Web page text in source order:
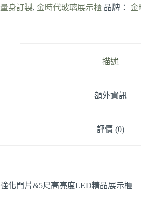
量身訂製, 金時代玻璃展示櫃 品牌： 金
描述
額外資訊
評價 (0)
強化門片&5尺高亮度LED精品展示櫃